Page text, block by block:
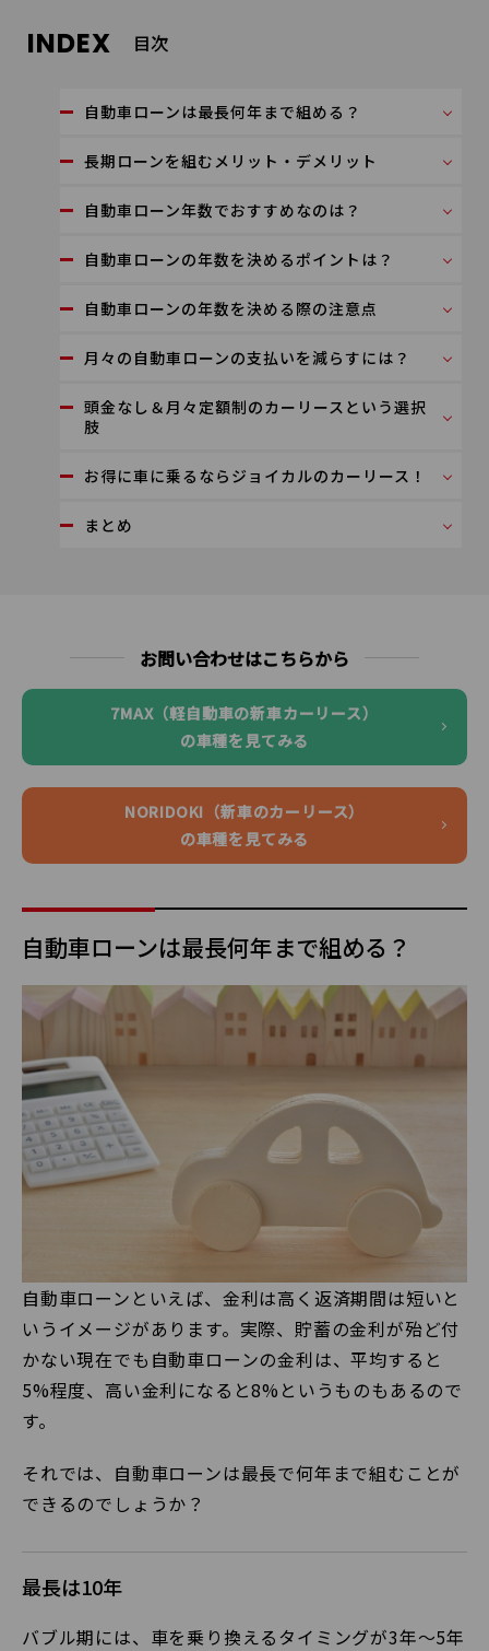
INDEX 目次
自動車ローンは最長何年まで組める？
長期ローンを組むメリット・デメリット
自動車ローン年数でおすすめなのは？
自動車ローンの年数を決めるポイントは？
自動車ローンの年数を決める際の注意点
月々の自動車ローンの支払いを減らすには？
頭金なし＆月々定額制のカーリースという選択
肢
お得に車に乗るならジョイカルのカーリース！
まとめ
お問い合わせはこちらから
7MAX（軽自動車の新車カーリース）
の車種を見てみる
NORIDOKI（新車のカーリース）
の車種を見てみる
自動車ローンは最長何年まで組める？
自動車ローンといえば、金利は高く返済期間は短いと
いうイメージがあります。実際、貯蓄の金利が殆ど付
かない現在でも自動車ローンの金利は、平均すると
5%程度、高い金利になると8%というものもあるので
す。
それでは、自動車ローンは最長で何年まで組むことが
できるのでしょうか？
最長は10年
バブル期には、車を乗り換えるタイミングが3年〜5年